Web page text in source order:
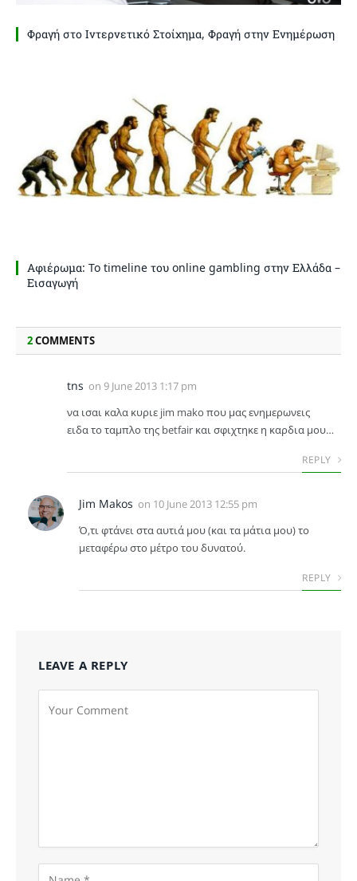
Φραγή στο Ιντερνετικό Στοίχημα, Φραγή στην Ενημέρωση
Αφιέρωμα: To timeline του online gambling στην Ελλάδα –
Εισαγωγή
2COMMENTS
tns on 9 June 2013 1:17 pm
να ισαι καλα κυριε jim mako που μας ενημερωνεις
ειδα το ταμπλο της betfair και σφιχτηκε η καρδια μου…
REPLY
Jim Makos on 10 June 2013 12:55 pm
Ό,τι φτάνει στα αυτιά μου (και τα μάτια μου) το
μεταφέρω στο μέτρο του δυνατού.
REPLY
LEAVE A REPLY